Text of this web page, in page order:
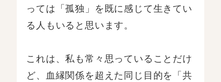
っては「孤独」を既に感じて生きてい
る人もいると思います。
これは、私も常々思っていることだけ
ど、血縁関係を超えた同じ目的を「共